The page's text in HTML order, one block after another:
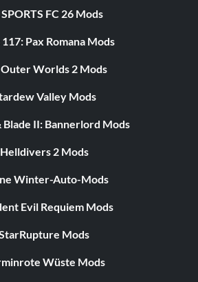
SPORTS FC 26 Mods
Pax Romana Mods
Worlds 2 Mods
Valley Mods
Blade II: Bannerlord Mods
Helldivers 2 Mods
Winter-Auto-Mods
Evil Requiem Mods
Mods
Wüste Mods